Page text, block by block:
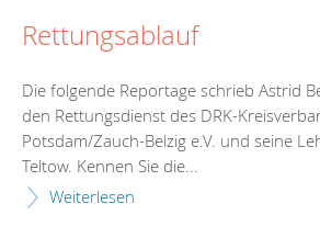
Rettungsablauf
Die folgende Reportage schrieb Astrid
den Rettungsdienst des DRK-
Potsdam/Zauch-Belzig e.V. und seine
Teltow. Kennen Sie die...
Weiterlesen